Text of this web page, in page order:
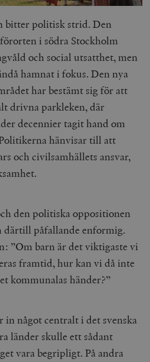
bitter politisk strid. Den
i södra Stockholm
och social utsatthet, men
hamnat i fokus. Den nya
har bestämt sig för att
drivna parkleken, där
decennier tagit hand om
hänvisar till att
och civilsamhällets ansvar,
den politiska oppositionen
därtill påfallande enformig.
”Om barn är det viktigaste vi
framtid, hur kan vi då inte
kommunalas händer?”
in något centralt i det svenska
länder skulle ett sådant
vara begripligt. På andra